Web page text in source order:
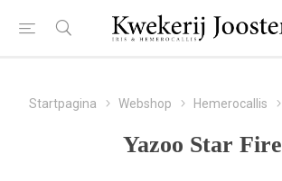
Startpagina Webshop Hemerocallis
Yazoo Star Fire